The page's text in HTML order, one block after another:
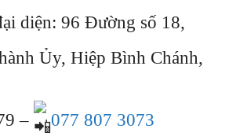
diện: 96 Đường số 18,
Ủy, Hiệp Bình Chánh,
–
077 807 3073